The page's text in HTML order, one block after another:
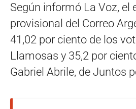
Según informó La Voz, el
provisional del Correo
41,02 por ciento de los
Llamosas y 35,2 por
Gabriel Abrile, de Juntos